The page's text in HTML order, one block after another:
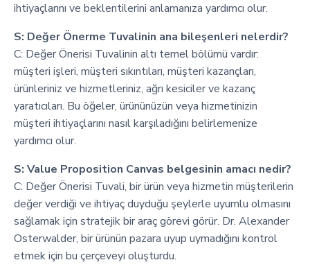
ihtiyaçlarını ve beklentilerini anlamanıza yardımcı olur.
S: Değer Önerme Tuvalinin ana bileşenleri nelerdir?
C: Değer Önerisi Tuvalinin altı temel bölümü vardır:
müşteri işleri, müşteri sıkıntıları, müşteri kazançları,
ürünleriniz ve hizmetleriniz, ağrı kesiciler ve kazanç
yaratıcıları. Bu öğeler, ürününüzün veya hizmetinizin
müşteri ihtiyaçlarını nasıl karşıladığını belirlemenize
yardımcı olur.
S: Value Proposition Canvas belgesinin amacı nedir?
C: Değer Önerisi Tuvali, bir ürün veya hizmetin müşterilerin
değer verdiği ve ihtiyaç duyduğu şeylerle uyumlu olmasını
sağlamak için stratejik bir araç görevi görür. Dr. Alexander
Osterwalder, bir ürünün pazara uyup uymadığını kontrol
etmek için bu çerçeveyi oluşturdu.